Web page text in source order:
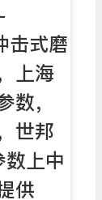
击式磨
上海
，
世邦
上中
供